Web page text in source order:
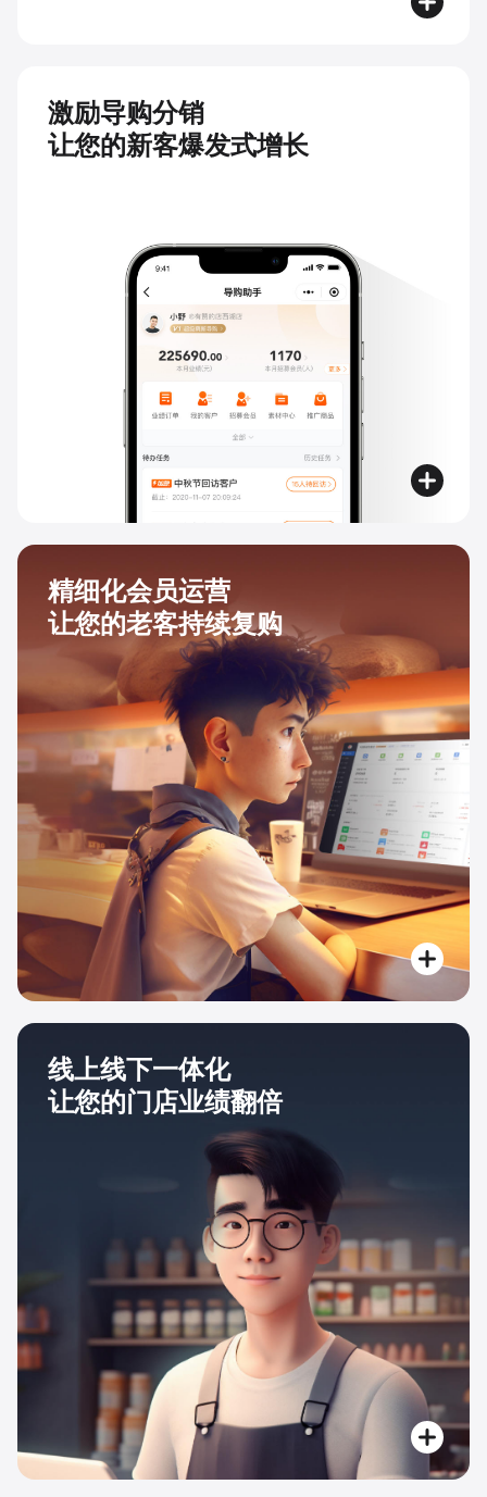
激励导购分销
让您的新客爆发式增长
精细化会员运营
让您的老客持续复购
线上线下一体化
让您的门店业绩翻倍